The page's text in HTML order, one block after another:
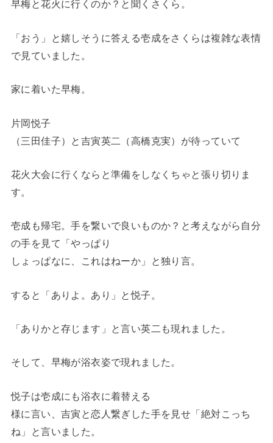
早梅と花火に行くのか？と聞くさくら。
「おう」と嬉しそうに答える壱成をさくらは複雑な表情
で見ていました。
家に着いた早梅。
片岡悦子
（三田佳子）と吉寅英二（高橋克実）が待っていて
花火大会に行くならと準備をしなくちゃと張り切りま
す。
壱成も帰宅。手を繋いで良いものか？と考えながら自分
の手を見て「やっぱり
しょっぱなに、これはねーか」と独り言。
すると「ありよ。あり」と悦子。
「ありかと存じます」と言い英二も現れました。
そして、早梅が浴衣姿で現れました。
悦子は壱成にも浴衣に着替える
様に言い、吉寅と恋人繋ぎした手を見せ「絶対こっち
ね」と言いました。